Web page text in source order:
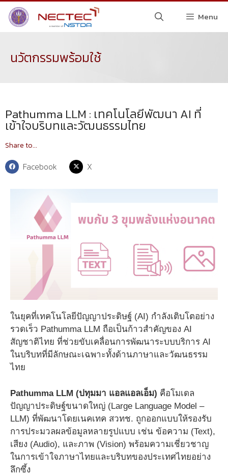
Menu
นวัตกรรมพร้อมใช้
Pathumma LLM : เทคโนโลยีพัฒนา AI ที่
เข้าใจบริบทและวัฒนธรรมไทย
Share to...
Facebook X
ในยุคที่เทคโนโลยีปัญญาประดิษฐ์ (AI) กำลังเติบโตอย่าง
รวดเร็ว Pathumma LLM ถือเป็นก้าวสำคัญของ AI
สัญชาติไทย ที่ช่วยขับเคลื่อนการพัฒนาระบบบริการ AI
ในบริบทที่มีลักษณะเฉพาะทั้งด้านภาษาและวัฒนธรรม
ไทย
Pathumma LLM (ปทุมมา แอลแอลเอ็ม) คือโมเดล
ปัญญาประดิษฐ์ขนาดใหญ่ (Large Language Model –
LLM) ที่พัฒนาโดยเนคเทค สวทช. ถูกออกแบบให้รองรับ
การประมวลผลข้อมูลหลายรูปแบบ เช่น ข้อความ (Text),
เสียง (Audio), และภาพ (Vision) พร้อมความเชี่ยวชาญ
ในการเข้าใจภาษาไทยและบริบทของประเทศไทยอย่าง
ลึกซึ้ง